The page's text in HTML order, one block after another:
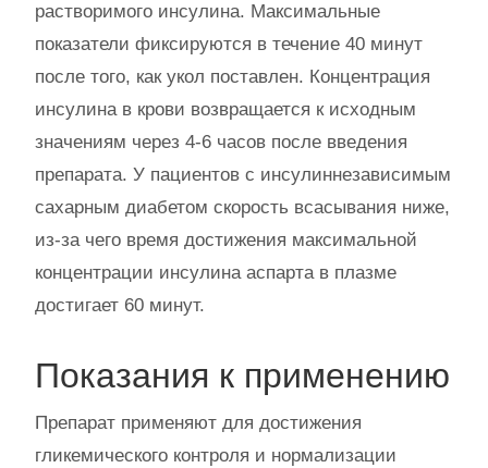
растворимого инсулина. Максимальные
показатели фиксируются в течение 40 минут
после того, как укол поставлен. Концентрация
инсулина в крови возвращается к исходным
значениям через 4-6 часов после введения
препарата. У пациентов с инсулиннезависимым
сахарным диабетом скорость всасывания ниже,
из-за чего время достижения максимальной
концентрации инсулина аспарта в плазме
достигает 60 минут.
Показания к применению
Препарат применяют для достижения
гликемического контроля и нормализации